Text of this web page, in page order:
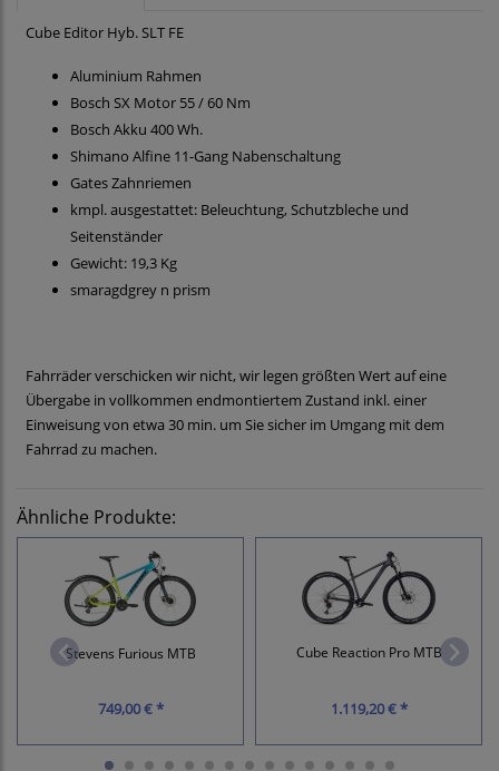
Cube Editor Hyb. SLT FE
Aluminium Rahmen
Bosch SX Motor 55 / 60 Nm
Bosch Akku 400 Wh.
Shimano Alfine 11-Gang Nabenschaltung
Gates Zahnriemen
kmpl. ausgestattet: Beleuchtung, Schutzbleche und
Seitenständer
Gewicht: 19,3 Kg
smaragdgrey n prism
Fahrräder verschicken wir nicht, wir legen größten Wert auf eine
Übergabe in vollkommen endmontiertem Zustand inkl. einer
Einweisung von etwa 30 min. um Sie sicher im Umgang mit dem
Fahrrad zu machen.
Ähnliche Produkte:
Stevens Furious MTB
749,00 € *
Cube Reaction Pro MTB
1.119,20 € *